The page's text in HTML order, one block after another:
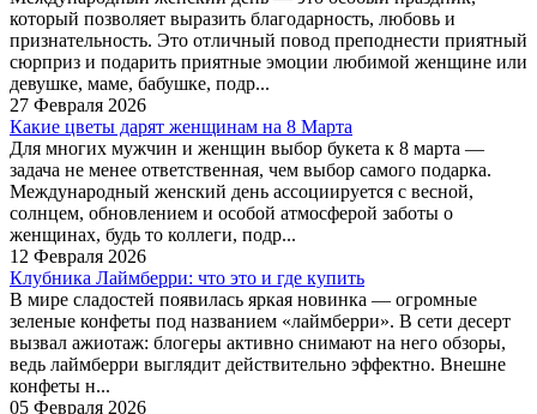
который позволяет выразить благодарность, любовь и
признательность. Это отличный повод преподнести приятный
сюрприз и подарить приятные эмоции любимой женщине или
девушке, маме, бабушке, подр...
27 Февраля 2026
Какие цветы дарят женщинам на 8 Марта
Для многих мужчин и женщин выбор букета к 8 марта —
задача не менее ответственная, чем выбор самого подарка.
Международный женский день ассоциируется с весной,
солнцем, обновлением и особой атмосферой заботы о
женщинах, будь то коллеги, подр...
12 Февраля 2026
Клубника Лаймберри: что это и где купить
В мире сладостей появилась яркая новинка — огромные
зеленые конфеты под названием «лаймберри». В сети десерт
вызвал ажиотаж: блогеры активно снимают на него обзоры,
ведь лаймберри выглядит действительно эффектно. Внешне
конфеты н...
05 Февраля 2026